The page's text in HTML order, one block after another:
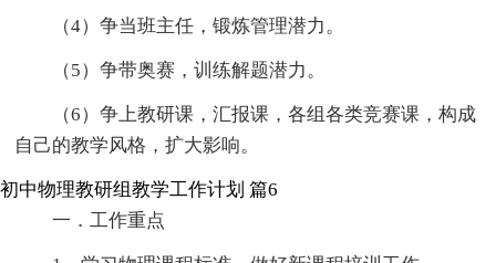
（4）争当班主任，锻炼管理潜力。
（5）争带奥赛，训练解题潜力。
（6）争上教研课，汇报课，各组各类竞赛课，构成
自己的教学风格，扩大影响。
初中物理教研组教学工作计划 篇6
一．工作重点